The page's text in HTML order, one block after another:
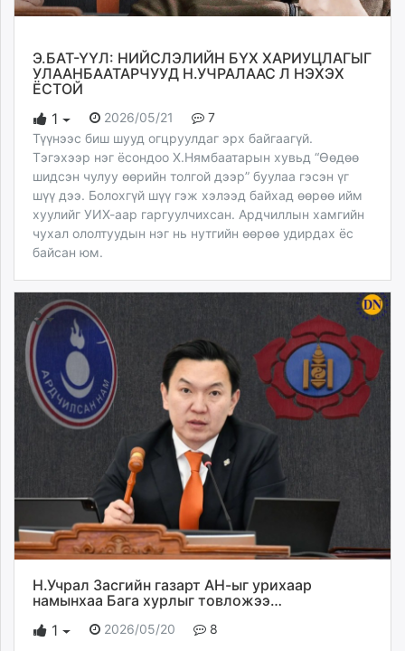
Э.БАТ-ҮҮЛ: НИЙСЛЭЛИЙН БҮХ ХАРИУЦЛАГЫГ
УЛААНБААТАРЧУУД Н.УЧРАЛААС Л НЭХЭХ
ЁСТОЙ
1
2026/05/21
7
Түүнээс биш шууд огцруулдаг эрх байгаагүй.
Тэгэхээр нэг ёсондоо Х.Нямбаатарын хувьд “Өөдөө
шидсэн чулуу өөрийн толгой дээр” буулаа гэсэн үг
шүү дээ. Болохгүй шүү гэж хэлээд байхад өөрөө ийм
хуулийг УИХ-аар гаргуулчихсан. Ардчиллын хамгийн
чухал ололтуудын нэг нь нутгийн өөрөө удирдах ёс
байсан юм.
Н.Учрал Засгийн газарт АН-ыг урихаар
намынхаа Бага хурлыг товложээ…
1
2026/05/20 8